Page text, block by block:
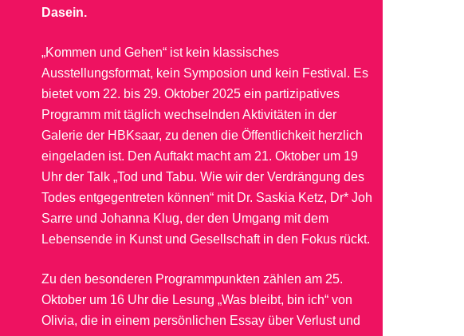
Dasein.
„Kommen und Gehen“ ist kein klassisches
Ausstellungsformat, kein Symposion und kein Festival. Es
bietet vom 22. bis 29. Oktober 2025 ein partizipatives
Programm mit täglich wechselnden Aktivitäten in der
Galerie der HBKsaar, zu denen die Öffentlichkeit herzlich
eingeladen ist. Den Auftakt macht am 21. Oktober um 19
Uhr der Talk „Tod und Tabu. Wie wir der Verdrängung des
Todes entgegentreten können“ mit Dr. Saskia Ketz, Dr* Joh
Sarre und Johanna Klug, der den Umgang mit dem
Lebensende in Kunst und Gesellschaft in den Fokus rückt.
Zu den besonderen Programmpunkten zählen am 25.
Oktober um 16 Uhr die Lesung „Was bleibt, bin ich“ von
Olivia, die in einem persönlichen Essay über Verlust und